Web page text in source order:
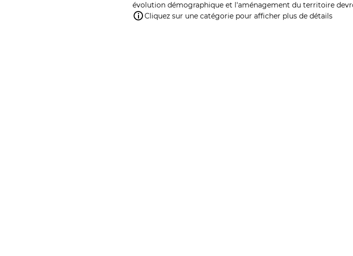
évolution démographique et l'aménagement du territoire
Cliquez sur une catégorie pour afficher plus de détails